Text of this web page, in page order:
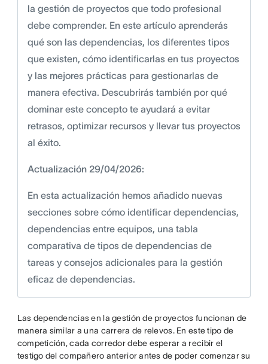
la gestión de proyectos que todo profesional
debe comprender. En este artículo aprenderás
qué son las dependencias, los diferentes tipos
que existen, cómo identificarlas en tus proyectos
y las mejores prácticas para gestionarlas de
manera efectiva. Descubrirás también por qué
dominar este concepto te ayudará a evitar
retrasos, optimizar recursos y llevar tus proyectos
al éxito.
Actualización 29/04/2026:
En esta actualización hemos añadido nuevas
secciones sobre cómo identificar dependencias,
dependencias entre equipos, una tabla
comparativa de tipos de dependencias de
tareas y consejos adicionales para la gestión
eficaz de dependencias.
Las dependencias en la gestión de proyectos funcionan de
manera similar a una carrera de relevos. En este tipo de
competición, cada corredor debe esperar a recibir el
testigo del compañero anterior antes de poder comenzar su